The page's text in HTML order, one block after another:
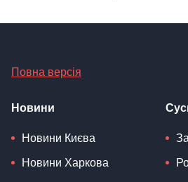
Повна версія
Новини
Новини Києва
Новини Харкова